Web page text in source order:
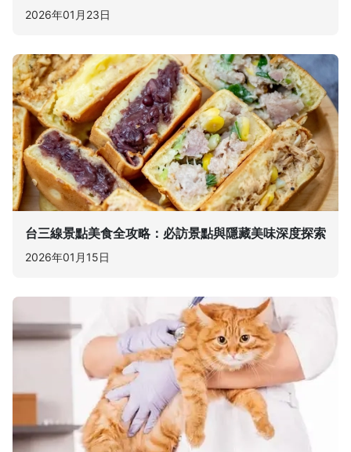
2026年01月23日
台三線景點美食全攻略：必訪景點與隱藏美味深度探索
2026年01月15日